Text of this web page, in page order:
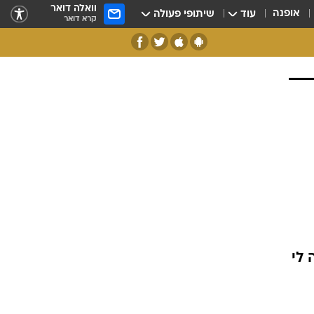
אופנה עוד שיתופי פעולה וואלה דואר
קרא דואר